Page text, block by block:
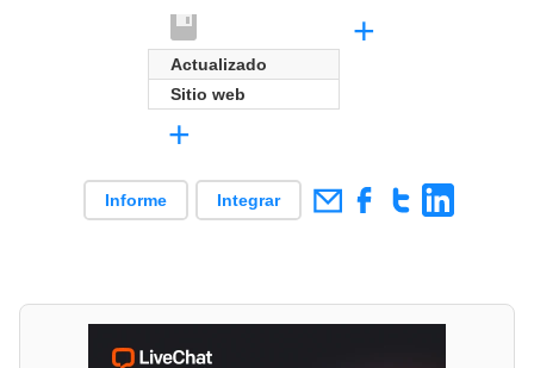
Actualizado
Sitio web
+
+
Informe Integrar